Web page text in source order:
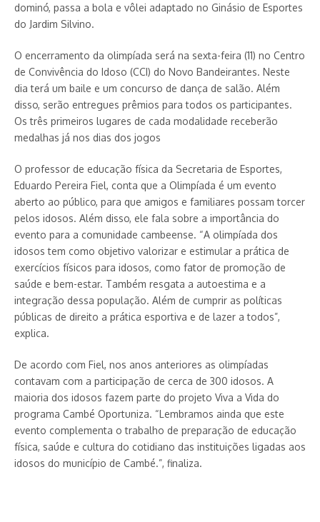
dominó, passa a bola e vôlei adaptado no Ginásio de Esportes
do Jardim Silvino.
O encerramento da olimpíada será na sexta-feira (11) no Centro
de Convivência do Idoso (CCI) do Novo Bandeirantes. Neste
dia terá um baile e um concurso de dança de salão. Além
disso, serão entregues prêmios para todos os participantes.
Os três primeiros lugares de cada modalidade receberão
medalhas já nos dias dos jogos
O professor de educação física da Secretaria de Esportes,
Eduardo Pereira Fiel, conta que a Olimpíada é um evento
aberto ao público, para que amigos e familiares possam torcer
pelos idosos. Além disso, ele fala sobre a importância do
evento para a comunidade cambeense. “A olimpíada dos
idosos tem como objetivo valorizar e estimular a prática de
exercícios físicos para idosos, como fator de promoção de
saúde e bem-estar. Também resgata a autoestima e a
integração dessa população. Além de cumprir as políticas
públicas de direito a prática esportiva e de lazer a todos”,
explica.
De acordo com Fiel, nos anos anteriores as olimpíadas
contavam com a participação de cerca de 300 idosos. A
maioria dos idosos fazem parte do projeto Viva a Vida do
programa Cambé Oportuniza. “Lembramos ainda que este
evento complementa o trabalho de preparação de educação
física, saúde e cultura do cotidiano das instituições ligadas aos
idosos do município de Cambé.”, finaliza.